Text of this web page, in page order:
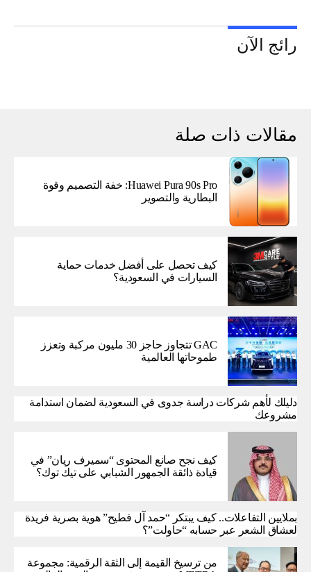
رائج الآن
مقالات ذات صلة
Huawei Pura 90s Pro: خفة التصميم وقوة
البطارية والتصوير
كيف تحصل على أفضل خدمات حماية
السيارات في السعودية؟
GAC تتجاوز حاجز 30 مليون مركبة وتعزز
طموحاتها العالمية
دليلك لأهم شركات دراسة جدوى في السعودية لضمان استدامة
مشروعك
كيف نجح صانع المحتوى “سميرف ريان” في
قيادة ذائقة الجمهور الشبابي على تيك توك؟
بملايين التفاعلات.. كيف يبتكر “حمد آل فطيح” هوية بصرية فريدة
لعشاق الشعر عبر حسابه “حاولت”؟
من ترسيخ القيمة إلى الثقة الرقمية: مجموعة